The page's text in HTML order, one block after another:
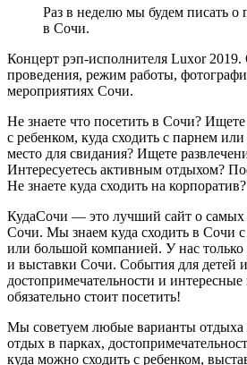
Раз в неделю мы будем писать о
в Сочи.
Концерт рэп-исполнителя Luxor 2019.
проведения, режим работы,
мероприятиях Сочи.
Не знаете что посетить в Сочи? Ищете
с ребенком, куда сходить с парнем
место для свидания? Ищете
Интересуетесь активным отдыхом?
Не знаете куда сходить на
КудаСочи — это лучший сайт о самых
Сочи. Мы знаем куда сходить в Сочи
или большой компанией. У нас
и выставки Сочи. События для детей
достопримечательности и
обязательно стоит посетить!
Мы советуем любые варианты
отдых в парках,
куда можно сходить с ребенком,